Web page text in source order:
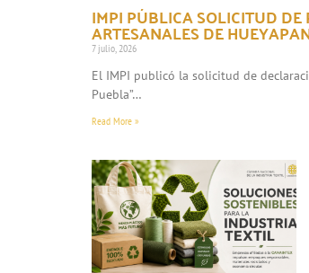
IMPI PÚBLICA SOLICITUD DE
ARTESANALES DE
7 julio, 2026
El IMPI publicó la solicitud de
Puebla”…
Read More »